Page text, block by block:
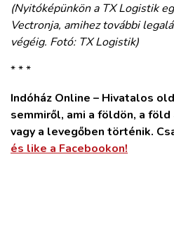
(Nyitóképünkön a TX Logistik
Vectronja, amihez további
végéig. Fotó: TX Logistik)
* * *
Indóház Online – Hivatalos
semmiről, ami a földön, a
vagy a levegőben történik.
és like a Facebookon!